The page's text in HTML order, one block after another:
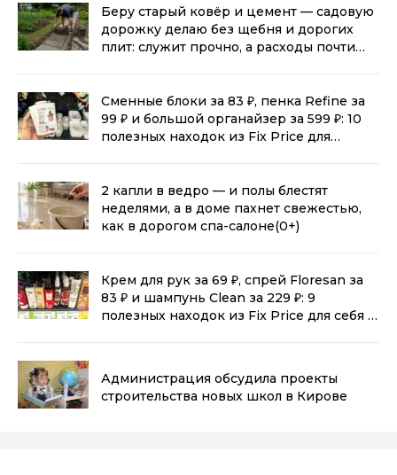
Беру старый ковёр и цемент — садовую
дорожку делаю без щебня и дорогих
плит: служит прочно, а расходы почти
Сменные блоки за 83 ₽, пенка Refine за
99 ₽ и большой органайзер за 599 ₽: 10
полезных находок из Fix Price для
2 капли в ведро — и полы блестят
неделями, а в доме пахнет свежестью,
как в дорогом спа-салоне(0+)
Крем для рук за 69 ₽, спрей Floresan за
83 ₽ и шампунь Clean за 229 ₽: 9
полезных находок из Fix Price для себя и
Администрация обсудила проекты
строительства новых школ в Кирове